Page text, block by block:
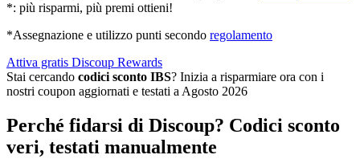
*: più risparmi, più premi ottieni!
*Assegnazione e utilizzo punti secondo regolamento
Attiva gratis Discoup Rewards
Stai cercando codici sconto IBS? Inizia a risparmiare ora con i
nostri coupon aggiornati e testati a Agosto 2026
Perché fidarsi di Discoup? Codici sconto
veri, testati manualmente